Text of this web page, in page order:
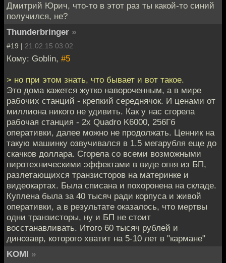
Дмитрий Юрич, что-то в этот раз ты какой-то синий
получился, не?
Thunderbringer »
#19 | 21.02.15 03:02
Кому: Goblin, #5
> но при этом знать, что бывает и вот такое.
Это дома кажется жутко навороченным, а в мире
рабочих станций - крепкий середнячок. И ценами от
миллиона никого не удивить. Как у нас сгорела
рабочая станция - 2x Quadro K6000, 256Гб
оперативки, далее можно не продолжать. Ценник на
такую машинку озвучивался в 1.5 мегарубля еще до
скачков доллара. Сгорела со всеми возможными
пиротехническими эффектами в виде огня из БП,
разлетающихся транзисторов на материнке и
видеокартах. Была списана и похоронена на складе.
Куплена была за 40 тысяч ради корпуса и живой
оперативки, а в результате оказалось, что мертвы
одни транзисторы, ну и БП не стоит
восстанавливать. Итого 60 тысяч рублей и
динозавр, которого хватит на 5-10 лет в "кармане"
KOMI »